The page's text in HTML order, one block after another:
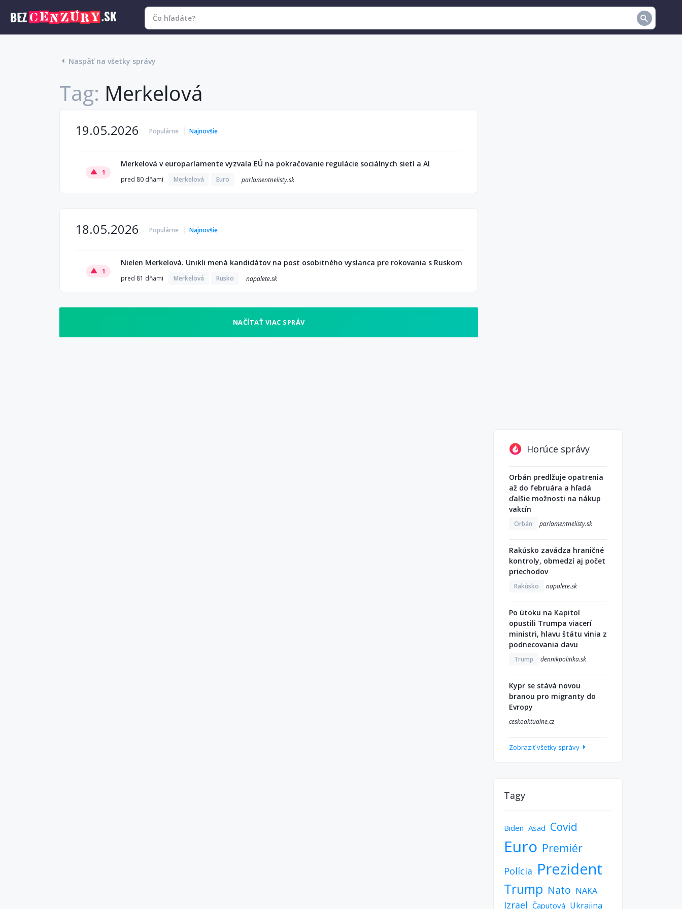
Naspäť na všetky správy
Tag: Merkelová
19.05.2026 Populárne Najnovšie
1
Merkelová v europarlamente vyzvala EÚ na pokračovanie regulácie sociálnych sietí a AI
pred 80 dňami Merkelová Euro parlamentnelisty.sk
18.05.2026 Populárne Najnovšie
1
Nielen Merkelová. Unikli mená kandidátov na post osobitného vyslanca pre rokovania s Ruskom
pred 81 dňami Merkelová Rusko napalete.sk
NAČÍTAŤ VIAC SPRÁV
Horúce správy
Orbán predlžuje opatrenia
až do februára a hľadá
ďalšie možnosti na nákup
vakcín
Orbán parlamentnelisty.sk
Rakúsko zavádza hraničné
kontroly, obmedzí aj počet
priechodov
Rakúsko napalete.sk
Po útoku na Kapitol
opustili Trumpa viacerí
ministri, hlavu štátu vinia z
podnecovania davu
Trump dennikpolitika.sk
Kypr se stává novou
branou pro migranty do
Evropy
ceskoaktualne.cz
Zobraziť všetky správy
Tagy
Biden Asad Covid
Euro Premiér
Polícia Prezident
Trump Nato NAKA
Izrael Čaputová Ukrajina